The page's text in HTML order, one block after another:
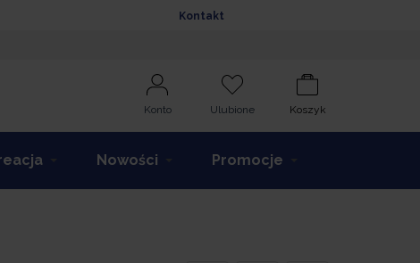
Kontakt
Konto Ulubione Koszyk
Nowości Promocje